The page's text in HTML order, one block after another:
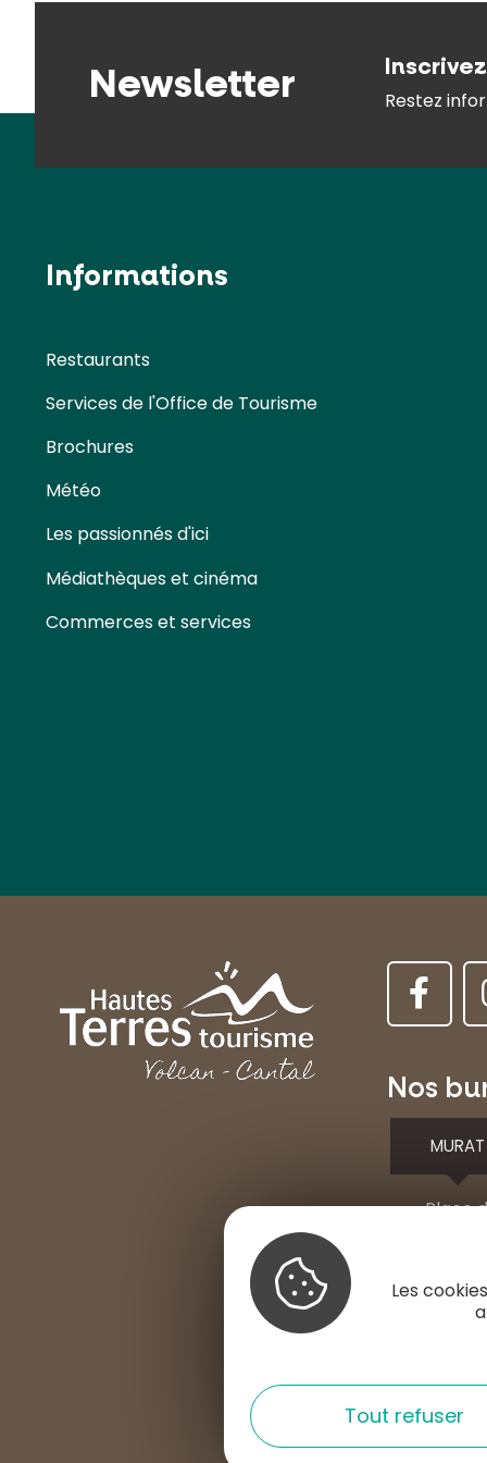
Newsletter Restez
Informations
Restaurants
Services de l'Office de Tourisme
Brochures
Météo
Les passionnés d'ici
Médiathèques et cinéma
Commerces et services
Nos
MURAT
Place
Nous
Les
Tout refuser